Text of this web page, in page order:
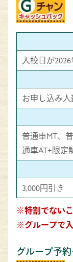
入校日が
お申し込み人
普通車MT、
通車AT+限定
3,000円引き
※特割でない
※グループで
グループ予